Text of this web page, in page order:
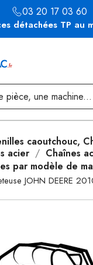
détachées TP au
03 20 17 03 60
caoutchouc,
acier
Chaînes
par modèle de
JOHN DEERE